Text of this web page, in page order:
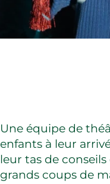
Une équipe de
enfants à leur
leur tas de
grands coups de